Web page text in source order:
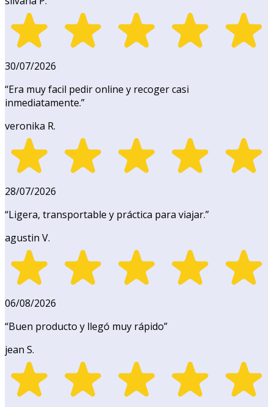
30/07/2026
“Era muy facil pedir online y recoger casi
inmediatamente.”
veronika R.
28/07/2026
“Ligera, transportable y práctica para viajar.”
agustin V.
06/08/2026
“Buen producto y llegó muy rápido”
jean S.